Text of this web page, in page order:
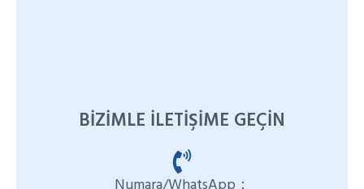
BIZIMLE ILETIŞIME GEÇIN